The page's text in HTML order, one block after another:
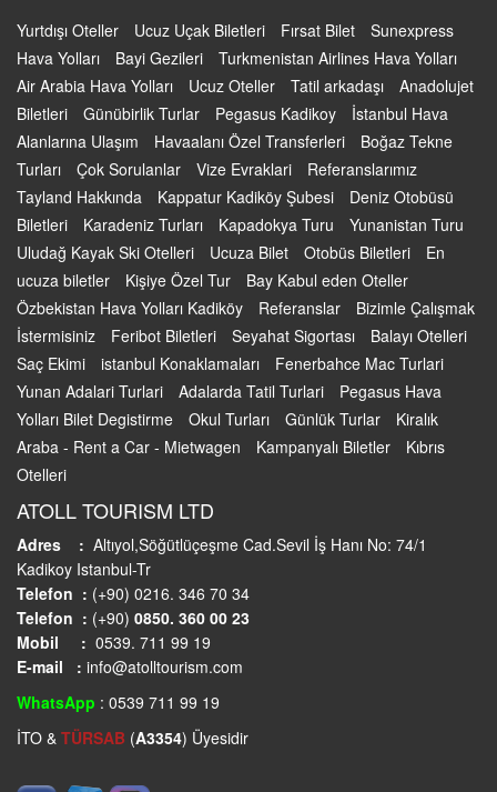
Yurtdışı Oteller Ucuz Uçak Biletleri Fırsat Bilet
Sunexpress
Hava Yolları
Bayi Gezileri
Turkmenistan Airlines Hava Yolları
Air Arabia Hava Yolları
Ucuz Oteller Tatil arkadaşı
Anadolujet
Biletleri
Günübirlik Turlar Pegasus Kadikoy
İstanbul Hava
Alanlarına Ulaşım
Havaalanı Özel Transferleri
Boğaz Tekne
Turları
Çok Sorulanlar Vize Evraklari
Referanslarımız
Tayland Hakkında
Kappatur Kadiköy Şubesi
Deniz Otobüsü
Biletleri
Karadeniz Turları Kapadokya Turu
Yunanistan Turu
Uludağ Kayak Ski Otelleri
Ucuza Bilet Otobüs Biletleri
En
ucuza biletler
Kişiye Özel Tur
Bay Kabul eden Oteller
Özbekistan Hava Yolları Kadiköy
Referanslar
Bizimle Çalışmak
İstermisiniz
Feribot Biletleri Seyahat Sigortası
Balayı Otelleri
Saç Ekimi
istanbul Konaklamaları
Fenerbahce Mac Turlari
Yunan Adalari Turlari
Adalarda Tatil Turlari
Pegasus Hava
Yolları Bilet Degistirme
Okul Turları Günlük Turlar
Kiralık
Araba - Rent a Car - Mietwagen
Kampanyalı Biletler
Kıbrıs
Otelleri
ATOLL TOURISM LTD
Adres : Altıyol,Söğütlüçeşme Cad.Sevil İş Hanı No: 74/1
Kadikoy Istanbul-Tr
Telefon : (+90) 0216. 346 70 34
Telefon : (+90) 0850. 360 00 23
Mobil : 0539. 711 99 19
E-mail : info@atolltourism.com
WhatsApp : 0539 711 99 19
İTO & TÜRSAB (A3354) Üyesidir